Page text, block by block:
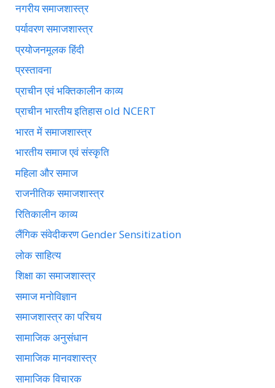
नगरीय समाजशास्त्र
पर्यावरण समाजशास्त्र
प्रयोजनमूलक हिंदी
प्रस्तावना
प्राचीन एवं भक्तिकालीन काव्य
प्राचीन भारतीय इतिहास old NCERT
भारत में समाजशास्त्र
भारतीय समाज एवं संस्कृति
महिला और समाज
राजनीतिक समाजशास्त्र
रितिकालीन काव्य
लैंगिक संवेदीकरण Gender Sensitization
लोक साहित्य
शिक्षा का समाजशास्त्र
समाज मनोविज्ञान
समाजशास्त्र का परिचय
सामाजिक अनुसंधान
सामाजिक मानवशास्त्र
सामाजिक विचारक